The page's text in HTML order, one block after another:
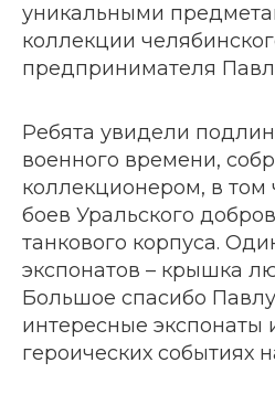
уникальными
коллекции
предпринимателя
Ребята увидели
военного времени,
коллекционером, в том
боев Уральского
танкового корпуса.
экспонатов – крышка
Большое спасибо
интересные экспонаты
героических событиях